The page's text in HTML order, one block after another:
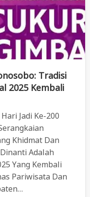
Tradisi
2025 Kembali
Jadi Ke-200
Khidmat Dan
Adalah
Yang Kembali
Pariwisata Dan